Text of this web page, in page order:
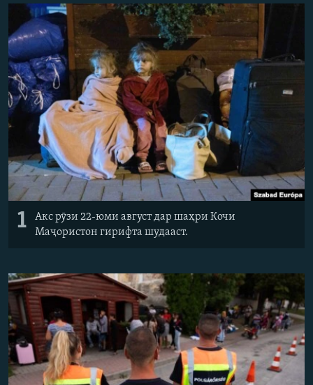
Ҳамаи сомонаҳои RFE/RL
1
Акс рӯзи 22-юми август дар шаҳри Кочи
Маҷористон гирифта шудааст.